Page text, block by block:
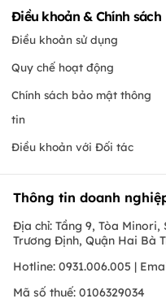
Điều khoản & Chính sách
Điều khoản sử dụng
Quy chế hoạt động
Chính sách bảo mật thông
tin
Điều khoản với Đối tác
Thông tin doanh
Địa chỉ: Tầng 9, Tòa Minori,
Trương Định, Quận Hai Bà
Hotline: 0931.006.005 |
Mã số thuế: 0106329034